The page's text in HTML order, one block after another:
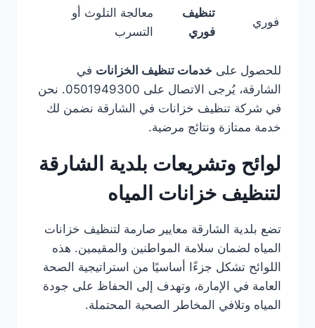
فوري
تنظيف
فوري
معالجة التلوث أو
التسرب
للحصول على خدمات تنظيف الخزانات في
الشارقة، يُرجى الاتصال على 0501949300. نحن
في شركة تنظيف خزانات في الشارقة نضمن لك
خدمة ممتازة ونتائج مرضية.
لوائح وتشريعات بلدية الشارقة
لتنظيف خزانات المياه
تضع بلدية الشارقة معايير صارمة لتنظيف خزانات
المياه لضمان سلامة المواطنين والمقيمين. هذه
اللوائح تشكل جزءًا أساسيًا من استراتيجية الصحة
العامة في الإمارة، وتهدف إلى الحفاظ على جودة
المياه وتلافي المخاطر الصحية المحتملة.